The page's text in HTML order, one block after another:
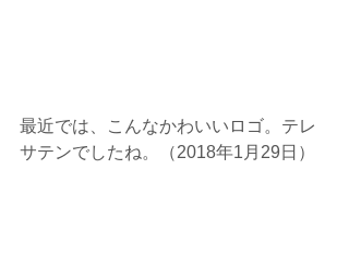
最近では、こんなかわいいロゴ。テレ
サテンでしたね。（2018年1月29日）